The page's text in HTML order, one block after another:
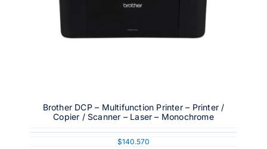
Brother DCP – Multifunction Printer – Printer /
Copier / Scanner – Laser – Monochrome
$140.570